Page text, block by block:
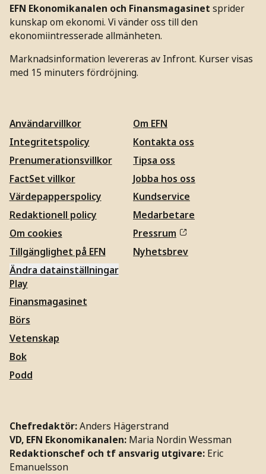
EFN Ekonomikanalen och Finansmagasinet sprider
kunskap om ekonomi. Vi vänder oss till den
ekonomiintresserade allmänheten.
Marknadsinformation levereras av Infront. Kurser visas
med 15 minuters fördröjning.
Användarvillkor
Integritetspolicy
Prenumerationsvillkor
FactSet villkor
Värdepapperspolicy
Redaktionell policy
Om cookies
Tillgänglighet på EFN
Ändra datainställningar
Om EFN
Kontakta oss
Tipsa oss
Jobba hos oss
Kundservice
Medarbetare
Pressrum
Nyhetsbrev
Play
Finansmagasinet
Börs
Vetenskap
Bok
Podd
Chefredaktör:Anders Hägerstrand
VD, EFN Ekonomikanalen: Maria Nordin Wessman
Redaktionschef och tf ansvarig utgivare: Eric
Emanuelsson